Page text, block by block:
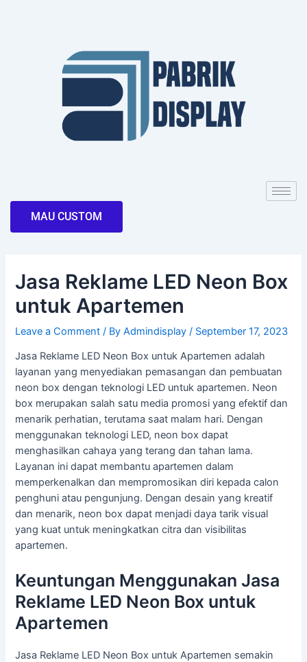
MAU CUSTOM
Jasa Reklame LED Neon Box
untuk Apartemen
Leave a Comment / ByAdmindisplay/ September 17, 2023
Jasa Reklame LED Neon Box untuk Apartemen adalah
layanan yang menyediakan pemasangan dan pembuatan
neon box dengan teknologi LED untuk apartemen. Neon
box merupakan salah satu media promosi yang efektif dan
menarik perhatian, terutama saat malam hari. Dengan
menggunakan teknologi LED, neon box dapat
menghasilkan cahaya yang terang dan tahan lama.
Layanan ini dapat membantu apartemen dalam
memperkenalkan dan mempromosikan diri kepada calon
penghuni atau pengunjung. Dengan desain yang kreatif
dan menarik, neon box dapat menjadi daya tarik visual
yang kuat untuk meningkatkan citra dan visibilitas
apartemen.
Keuntungan Menggunakan Jasa
Reklame LED Neon Box untuk
Apartemen
Jasa Reklame LED Neon Box untuk Apartemen semakin